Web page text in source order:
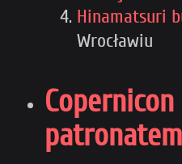
Hinamatsuri
Wrocławiu
Copernicon